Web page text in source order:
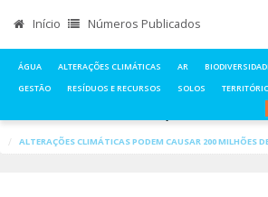
Início Números Publicados
ÁGUA ALTERAÇÕES CLIMÁTICAS AR
GESTÃO
RESÍDUOS E RECURSOS SOLOS
ALTERAÇÕES CLIMÁTICAS PODEM CAUSAR 200 MILHÕES